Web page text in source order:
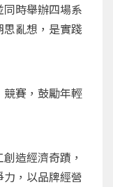
時舉辦四場系
亂想，是實踐
賽，鼓勵年輕
造經濟奇蹟，
，以品牌經營